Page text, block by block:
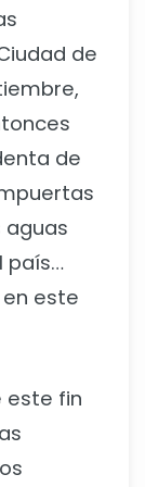
de
de
aguas
país…
este
este fin